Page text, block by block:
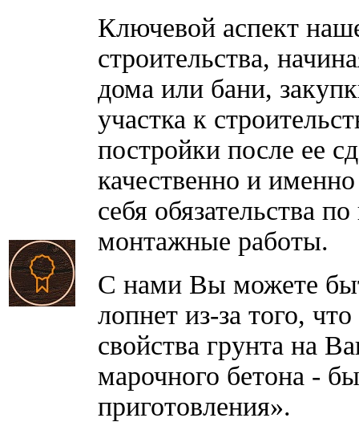
Ключевой аспект
строительства,
дома или бани,
участка к
постройки после ее
качественно и
себя обязательства
монтажные работы.
С нами Вы можете
лопнет из-за того,
свойства грунта на
марочного бетона -
приготовления».